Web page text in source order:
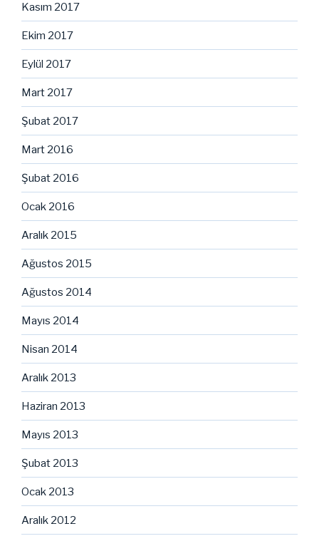
Kasım 2017
Ekim 2017
Eylül 2017
Mart 2017
Şubat 2017
Mart 2016
Şubat 2016
Ocak 2016
Aralık 2015
Ağustos 2015
Ağustos 2014
Mayıs 2014
Nisan 2014
Aralık 2013
Haziran 2013
Mayıs 2013
Şubat 2013
Ocak 2013
Aralık 2012